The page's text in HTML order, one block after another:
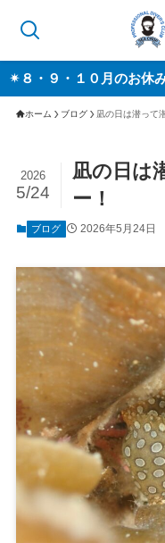
０月のお休み ✴︎ 基本は
ホーム ブログ 凪の日は潜って
凪の日は
ー！
2026
5/24
ブログ 2026年5月24日